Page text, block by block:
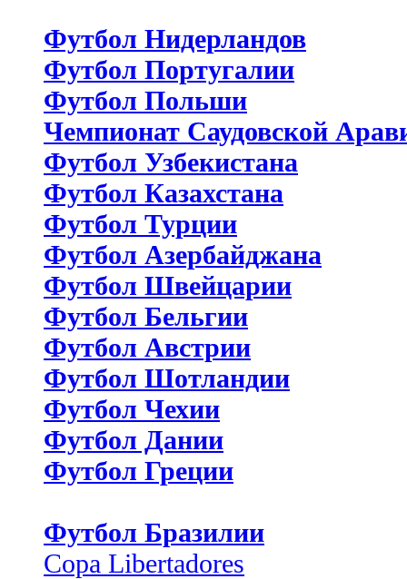
Футбол Нидерландов
Футбол Португалии
Футбол Польши
Чемпионат Саудовской
Футбол Узбекистана
Футбол Казахстана
Футбол Турции
Футбол Азербайджана
Футбол Швейцарии
Футбол Бельгии
Футбол Австрии
Футбол Шотландии
Футбол Чехии
Футбол Дании
Футбол Греции
Футбол Бразилии
Copa Libertadores